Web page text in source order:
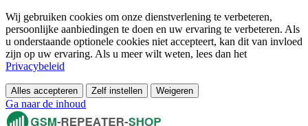
Wij gebruiken cookies om onze dienstverlening te verbeteren,
persoonlijke aanbiedingen te doen en uw ervaring te verbeteren. Als
u onderstaande optionele cookies niet accepteert, kan dit van invloed
zijn op uw ervaring. Als u meer wilt weten, lees dan het
Privacybeleid
Alles accepteren Zelf instellen Weigeren
Ga naar de inhoud